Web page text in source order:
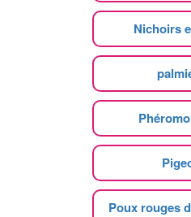
Nichoirs
Poux rouges